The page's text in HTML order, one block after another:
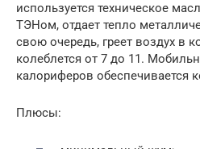
используется техническое
ТЭНом, отдает тепло
свою очередь, греет воздух в
колеблется от 7 до 11.
калориферов обеспечивается
Плюсы: